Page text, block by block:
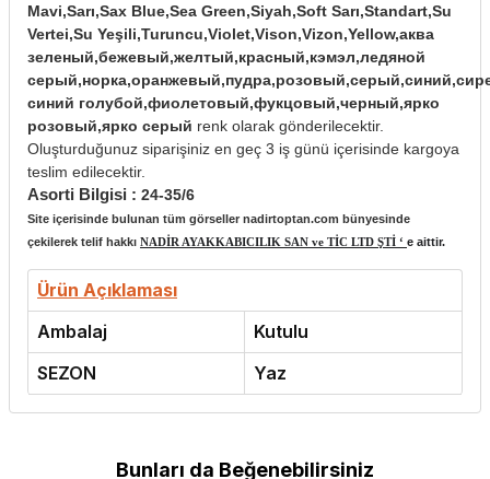
Mavi,Sarı,Sax Blue,Sea Green,Siyah,Soft Sarı,Standart,Su
Vertei,Su Yeşili,Turuncu,Violet,Vison,Vizon,Yellow,аква
зеленый,бежевый,желтый,красный,кэмэл,ледяной
синий голубой,фиолетовый,фукцовый,черный,ярко
розовый,ярко серый renk olarak gönderilecektir.
Oluşturduğunuz siparişiniz en geç 3 iş günü içerisinde kargoya
teslim edilecektir.
Asorti Bilgisi : 24-35/6
Site içerisinde bulunan tüm görseller nadirtoptan.com bünyesinde
çekilerek telif hakkı NADİR AYAKKABICILIK SAN ve TİC LTD ŞTİ ‘ e aittir.
Ürün Açıklaması
Ambalaj
Kutulu
SEZON
Yaz
Bunları da Beğenebilirsiniz